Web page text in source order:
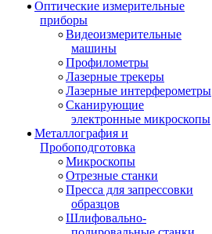
Оптические измерительные
приборы
Видеоизмерительные
машины
Профилометры
Лазерные трекеры
Лазерные интерферометры
Сканирующие
электронные микроскопы
Металлография и
Пробоподготовка
Микроскопы
Отрезные станки
Пресса для запрессовки
образцов
Шлифовально-